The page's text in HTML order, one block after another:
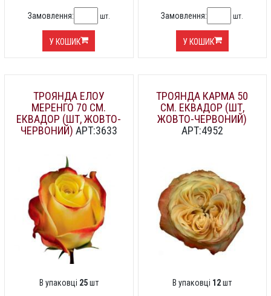
Замовлення: шт.
У КОШИК
Замовлення: шт.
У КОШИК
ТРОЯНДА ЕЛОУ
МЕРЕНГО 70 СМ.
ЕКВАДОР (ШТ, ЖОВТО-
ЧЕРВОНИЙ) АРТ:3633
В упаковці 25шт
ТРОЯНДА КАРМА 50
СМ. ЕКВАДОР (ШТ,
ЖОВТО-ЧЕРВОНИЙ)
АРТ:4952
В упаковці 12шт